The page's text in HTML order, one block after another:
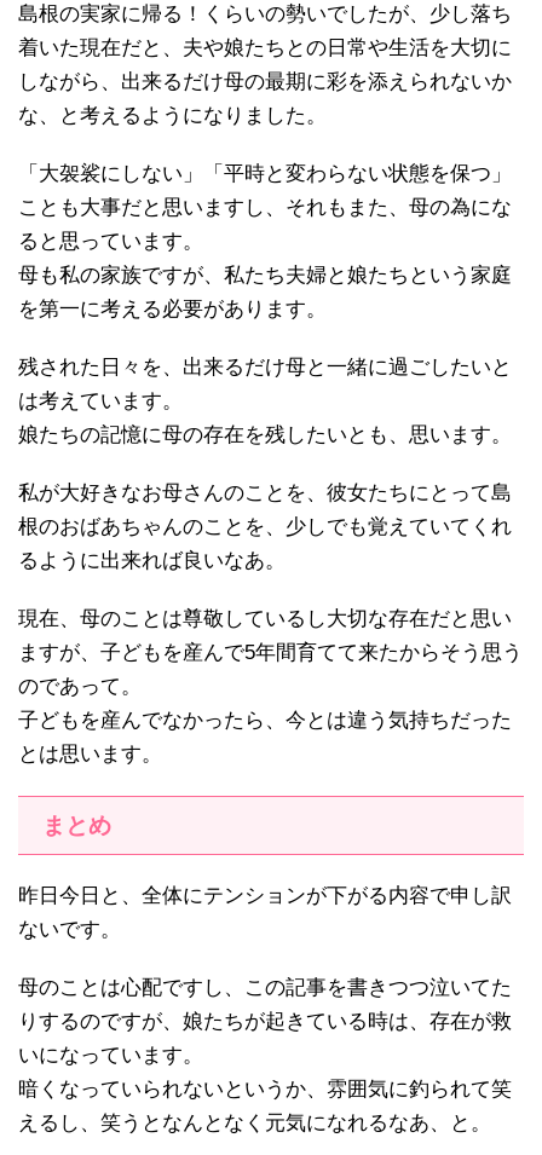
島根の実家に帰る！くらいの勢いでしたが、少し落ち
着いた現在だと、夫や娘たちとの日常や生活を大切に
しながら、出来るだけ母の最期に彩を添えられないか
な、と考えるようになりました。
「大袈裟にしない」「平時と変わらない状態を保つ」
ことも大事だと思いますし、それもまた、母の為にな
ると思っています。
母も私の家族ですが、私たち夫婦と娘たちという家庭
を第一に考える必要があります。
残された日々を、出来るだけ母と一緒に過ごしたいと
は考えています。
娘たちの記憶に母の存在を残したいとも、思います。
私が大好きなお母さんのことを、彼女たちにとって島
根のおばあちゃんのことを、少しでも覚えていてくれ
るように出来れば良いなあ。
現在、母のことは尊敬しているし大切な存在だと思い
ますが、子どもを産んで5年間育てて来たからそう思う
のであって。
子どもを産んでなかったら、今とは違う気持ちだった
とは思います。
まとめ
昨日今日と、全体にテンションが下がる内容で申し訳
ないです。
母のことは心配ですし、この記事を書きつつ泣いてた
りするのですが、娘たちが起きている時は、存在が救
いになっています。
暗くなっていられないというか、雰囲気に釣られて笑
えるし、笑うとなんとなく元気になれるなあ、と。